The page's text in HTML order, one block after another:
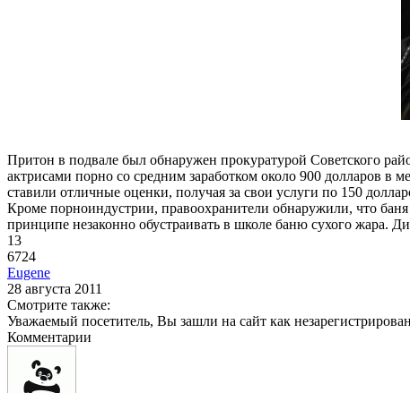
Притон в подвале был обнаружен прокуратурой Советского
актрисами порно со средним заработком около 900 долларов в
ставили отличные оценки, получая за свои услуги по 150
Кроме порноиндустрии, правоохранители обнаружили, что
принципе незаконно обустраивать в школе баню сухого жара.
13
6724
Eugene
28 августа 2011
Смотрите также:
Уважаемый посетитель, Вы зашли на сайт как
Комментарии